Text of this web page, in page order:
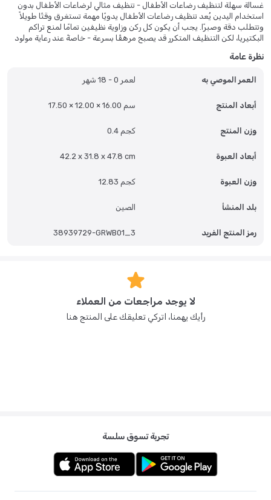
غسالة سهلة لتنظيف رضاعات الأطفال - تنظيف مثالي لرضاعات الأطفال بدون
استخدام اليدين يُعد تنظيف رضاعات الأطفال يدويًا مهمة تستغرق وقتًا طويلاً
وتتطلب دقة وصبرًا. يجب أن يكون كل ركن وزاوية نظيفين تمامًا لمنع تراكم
البكتيريا، لكن التنظيف المتكرر قد يصبح مرهقًا بسرعة - خاصةً عند رعاية مولود
العصرية، وهي تتولى مهمة تنظيف الرضاعات الشاقة. ما عليك سوى تعبئة
الغسالة تتولى الباقي. أثناء عملها، يمكنك التركيز على الرضاعة، أو تهدئته، أو قضاء
الغسيل بأذرع رش دوارة عالية الضغط تستهدف كل زاوية داخل الرضاعة. يضمن
هذا إزالة جميع الرواسب - سواءً كانت حليبًا أو حليبًا صناعيًا أو عصيرًا - تمامًا،
التي قد تؤثر على النظافة.
تنظيف لطيف وفعال دورات الغسيل مُعايرة بعناية لتكون قوية على الرواسب
بلاستيكية أو زجاجية أو سيليكونية، توفر الغسالة تنظيفًا شاملًا دون خدش أو
إتلاف المواد. سعة متعددة الأغراض صُممت الحجرة الداخلية لاستيعاب عدة
مثالية للتنظيف بكميات كبيرة بعد يوم من الرضاعة أو لتحضير مجموعة كاملة من
يُساوم أبدًا على قوة التنظيف. تصميم صغير الحجم، سهل التنظيف بفضل حجمه
الصغير الذي يناسب معظم أسطح العمل بشكل مريح، يُعد هذا الجهاز مثاليًا
للمطابخ بجميع أحجامها. يندمج مظهره الأنيق والعصري بسلاسة مع منزلك دون
أن يُسبب أي فوضى. سهولة الصيانة يُسهل الحفاظ على نظافة الجهاز. السلة
الداخلية وأذرع الرش قابلة للإزالة وآمنة للغسل في غسالة الأطباق، بينما يُمكن
لمن يرغبون في تنظيف أدوات الرضاعة تمامًا دون أي عناء.
نظرة عامة
العمر الموصي به لعمر 0 - 18 شهر
أبعاد المنتج 17.50 × 12.00 × 16.00 سم
وزن المنتج 0.4 كجم
أبعاد العبوة 42.2 x 31.8 x 47.8 cm
وزن العبوة 12.83 كجم
بلد المنشأ الصين
رمز المنتج الفريد 38939729-GRWB01_3
لا يوجد مراجعات من العملاء
رأيك يهمنا، اتركي تعليقك على المنتج هنا
تجربة تسوق سلسة